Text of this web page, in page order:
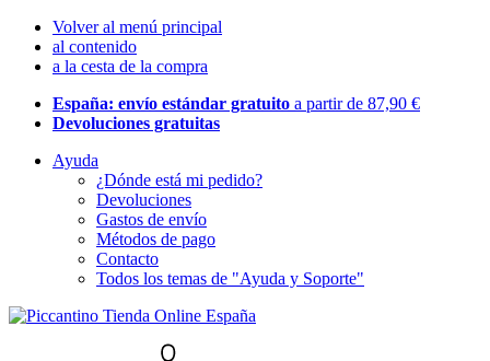
Volver al menú principal
al contenido
a la cesta de la compra
España: envío estándar gratuito a partir de 87,90 €
Devoluciones gratuitas
Ayuda
¿Dónde está mi pedido?
Devoluciones
Gastos de envío
Métodos de pago
Contacto
Todos los temas de "Ayuda y Soporte"